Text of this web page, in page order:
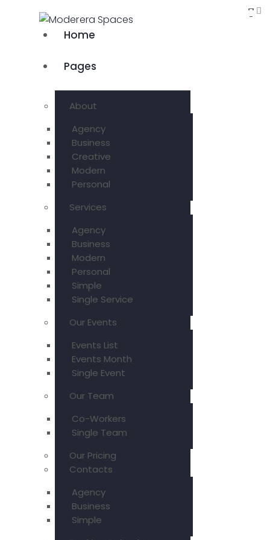
Home
Pages
About
Agency
Business
Creative
Modern
Personal
Services
Agency
Business
Modern
Personal
Simple
Single Service
Our Events
Events List
Events Month
Single Event
Our Team
Co-Workers
Single Team
Our Pricing
Contacts
Agency
Business
Simple